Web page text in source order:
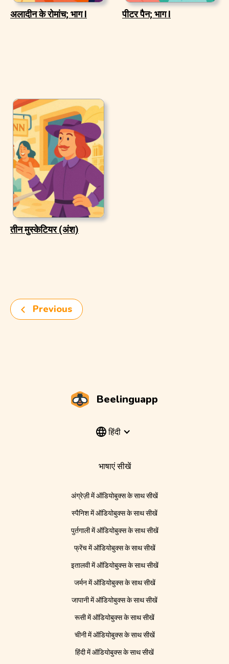
अलादीन के रोमांच; भाग I पीटर पैन; भाग I
तीन मुस्केटियर (अंश)
Previous
Beelinguapp
हिंदी
भाषाएं सीखें
अंग्रेज़ी में ऑडियोबुक्स के साथ सीखें
स्पैनिश में ऑडियोबुक्स के साथ सीखें
पुर्तगाली में ऑडियोबुक्स के साथ सीखें
फ्रेंच में ऑडियोबुक्स के साथ सीखें
इतालवी में ऑडियोबुक्स के साथ सीखें
जर्मन में ऑडियोबुक्स के साथ सीखें
जापानी में ऑडियोबुक्स के साथ सीखें
रूसी में ऑडियोबुक्स के साथ सीखें
चीनी में ऑडियोबुक्स के साथ सीखें
हिंदी में ऑडियोबुक्स के साथ सीखें